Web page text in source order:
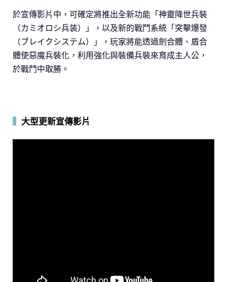
於宣傳影片中，可確定將推出全新功能「神靈降世兵裝
（カミオロシ兵装）」，以及新的戰鬥系統「突擊爆發
（ブレイクシステム）」，玩家將能透過劍合體、盾合
體使惡魔兵裝化，利用強化與裝備兵裝來育成主人公，
於戰鬥中取勝。
大型更新宣傳影片